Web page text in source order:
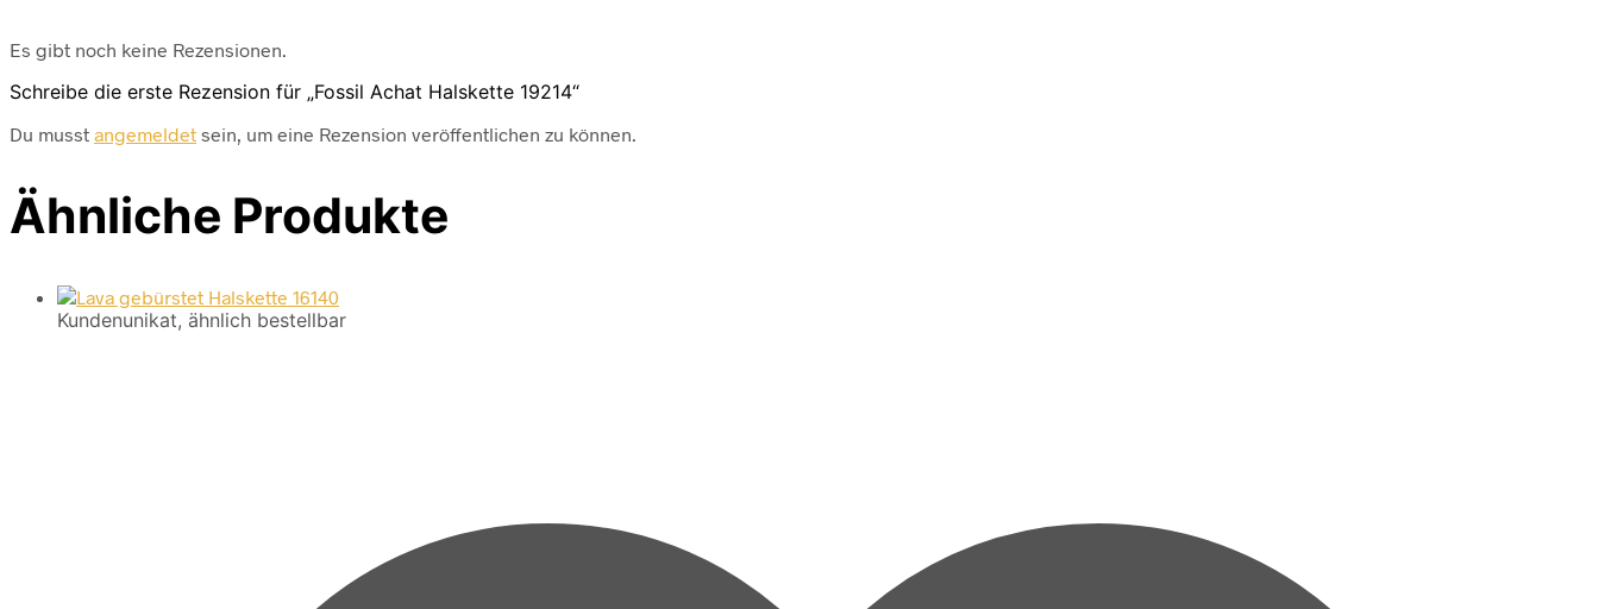
Es gibt noch keine Rezensionen.
Schreibe die erste Rezension für „Fossil Achat Halskette 19214“
Du musst angemeldet sein, um eine Rezension veröffentlichen zu können.
Ähnliche Produkte
Kundenunikat, ähnlich bestellbar